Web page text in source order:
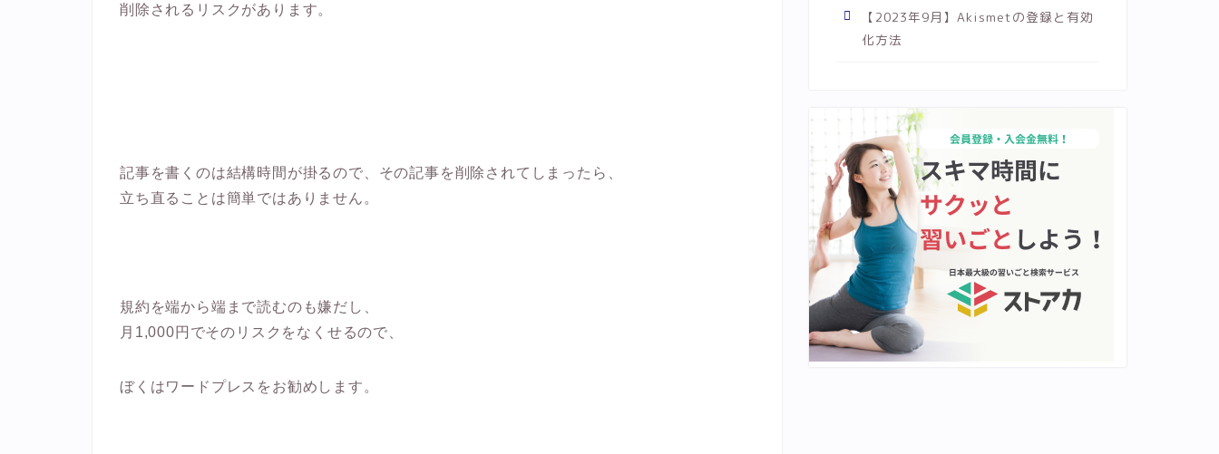
削除されるリスクがあります。
記事を書くのは結構時間が掛るので、その記事を削除されてしまったら、
立ち直ることは簡単ではありません。
規約を端から端まで読むのも嫌だし、
月1,000円でそのリスクをなくせるので、
ぼくはワードプレスをお勧めします。
【2023年9月】Akismetの登録と有効
化方法